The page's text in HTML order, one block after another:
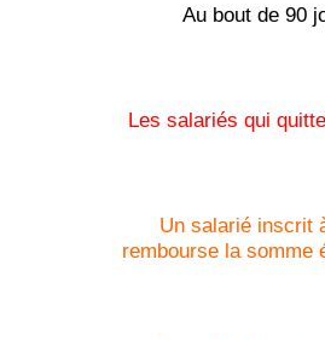
Au bout de 90
Les salariés qui
Un salarié inscrit
rembourse la somme